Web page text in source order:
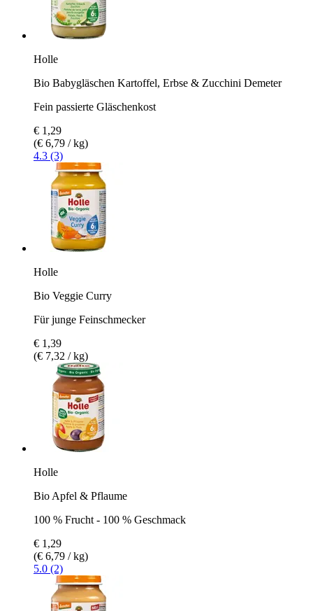
Holle
Bio Babygläschen Kartoffel, Erbse & Zucchini Demeter
Fein passierte Gläschenkost
€ 1,29
(€ 6,79 / kg)
4.3 (3)
Holle
Bio Veggie Curry
Für junge Feinschmecker
€ 1,39
(€ 7,32 / kg)
Holle
Bio Apfel & Pflaume
100 % Frucht - 100 % Geschmack
€ 1,29
(€ 6,79 / kg)
5.0 (2)